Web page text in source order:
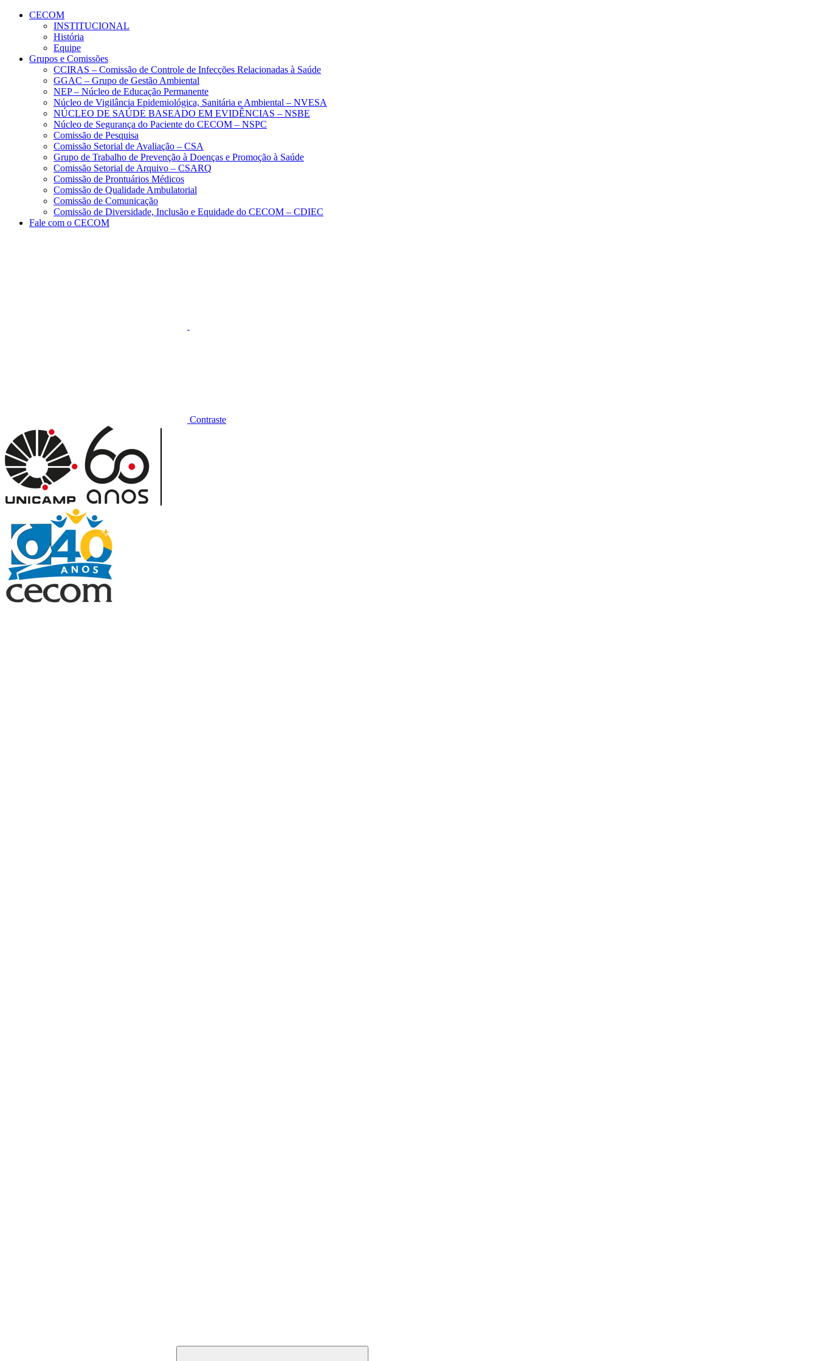
Conteúdo principal
CECOM
INSTITUCIONAL
História
Equipe
Grupos e Comissões
CCIRAS – Comissão de Controle de Infecções Relacionadas à Saúde
GGAC – Grupo de Gestão Ambiental
NEP – Núcleo de Educação Permanente
Núcleo de Vigilância Epidemiológica, Sanitária e Ambiental – NVESA
NÚCLEO DE SAÚDE BASEADO EM EVIDÊNCIAS – NSBE
Núcleo de Segurança do Paciente do CECOM – NSPC
Comissão de Pesquisa
Comissão Setorial de Avaliação – CSA
Grupo de Trabalho de Prevenção à Doenças e Promoção à Saúde
Comissão Setorial de Arquivo – CSARQ
Comissão de Prontuários Médicos
Comissão de Qualidade Ambulatorial
Comissão de Comunicação
Comissão de Diversidade, Inclusão e Equidade do CECOM – CDIEC
Fale com o CECOM
Contraste